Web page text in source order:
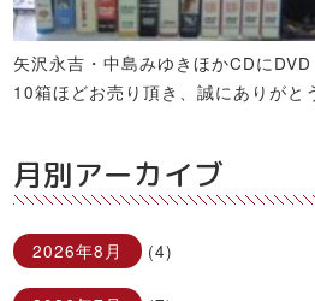
矢沢永吉・中島みゆきほかCDに
10箱ほどお売り頂き、誠にありがと
月別アーカイブ
2026年8月 (4)